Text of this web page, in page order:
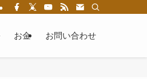
お金 お問い合わせ